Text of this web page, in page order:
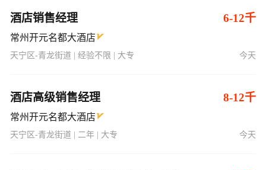
酒店销售经理 6-12千
常州开元名都大酒店
天宁区-青龙街道 | 经验不限 | 大专 今天
酒店高级销售经理 8-12千
常州开元名都大酒店
天宁区-青龙街道 | 二年 | 大专 今天